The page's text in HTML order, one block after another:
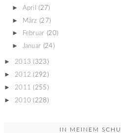
► April (27)
► März (27)
► Februar (20)
► Januar (24)
► 2013 (323)
► 2012 (292)
► 2011 (255)
► 2010 (228)
IN MEINEM